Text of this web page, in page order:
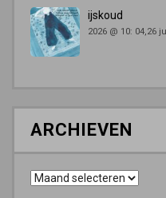
ijskoud
2026 @ 10: 04,26
ARCHIEVEN
Archieven